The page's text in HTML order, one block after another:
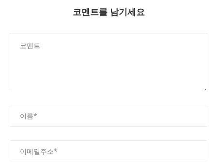
코멘트를 남기세요